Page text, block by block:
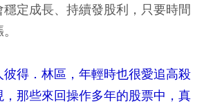
定成長、持續發股利，只要時間
彼得．林區，年輕時也很愛追高殺
那些來回操作多年的股票中，真